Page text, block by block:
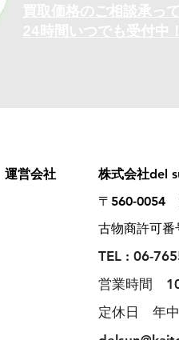
​運営会社
株式会社del
〒560-0054
古物商許可
TEL : 06-
営業時間
定休日 年中